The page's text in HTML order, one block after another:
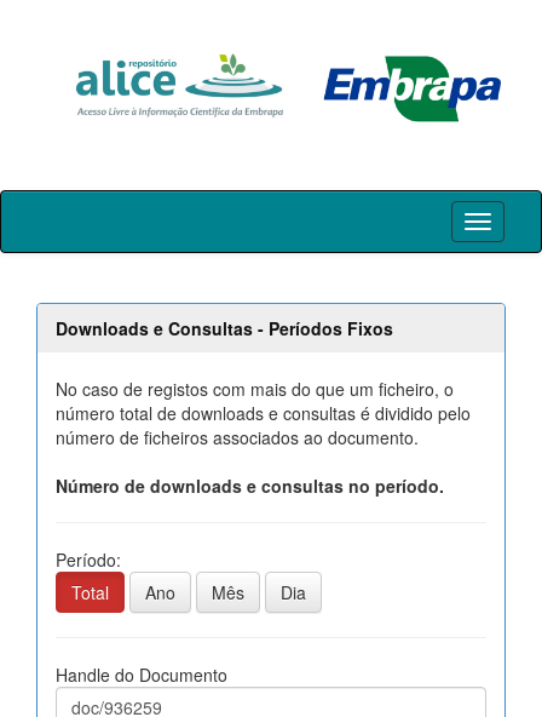
Skip
Downloads e Consultas - Períodos Fixos
No caso de registos com mais do que um ficheiro, o
número total de downloads e consultas é dividido pelo
número de ficheiros associados ao documento.
Número de downloads e consultas no período.
Período:
Total
Ano Mês Dia
Handle do Documento